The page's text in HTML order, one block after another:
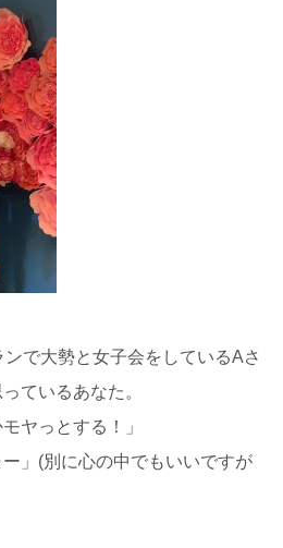
で大勢と女子会をしているAさ
ているあなた。
ヤっとする！」
ー」(別に心の中でもいいですが